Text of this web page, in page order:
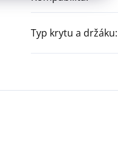
Typ krytu a držáku: